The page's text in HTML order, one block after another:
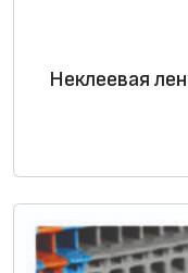
Неклеевая